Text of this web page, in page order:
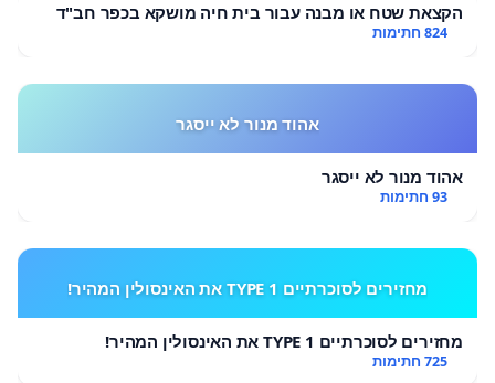
הקצאת שטח או מבנה עבור בית חיה מושקא בכפר חב"ד
824 חתימות
אהוד מנור לא ייסגר
אהוד מנור לא ייסגר
93 חתימות
מחזירים לסוכרתיים TYPE 1 את האינסולין המהיר!
מחזירים לסוכרתיים TYPE 1 את האינסולין המהיר!
725 חתימות